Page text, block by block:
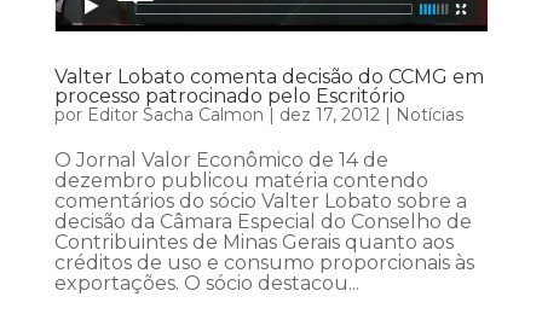
Valter Lobato comenta decisão do CCMG em
processo patrocinado pelo Escritório
por Editor Sacha Calmon dez 17, 2012| Notícias
O Jornal Valor Econômico de 14 de
dezembro publicou matéria contendo
comentários do sócio Valter Lobato sobre a
decisão da Câmara Especial do Conselho de
Contribuintes de Minas Gerais quanto aos
créditos de uso e consumo proporcionais às
exportações. O sócio destacou...